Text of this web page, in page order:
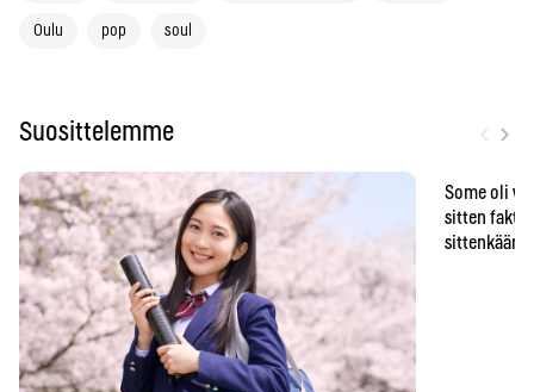
Oulu pop soul
Suosittelemme ›
Some oli
sitten
sittenkään